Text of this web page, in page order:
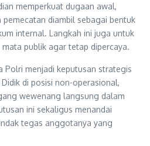
memperkuat dugaan awal,
diambil sebagai bentuk
internal. Langkah ini juga untuk
publik agar tetap dipercaya.
Polri menjadi keputusan strategis
di posisi non-operasional,
wewenang langsung dalam
ini sekaligus menandai
tegas anggotanya yang